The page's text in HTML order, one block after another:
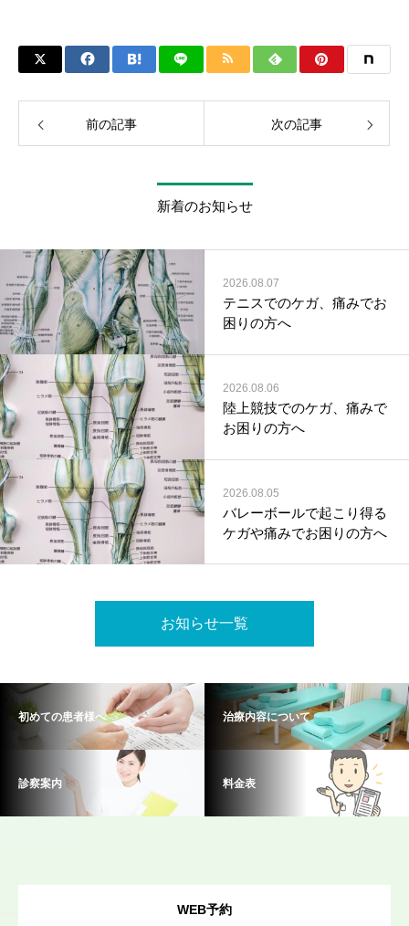
前の記事 次の記事
新着のお知らせ
2026.08.07
テニスでのケガ、痛みでお
困りの方へ
2026.08.06
陸上競技でのケガ、痛みで
お困りの方へ
2026.08.05
バレーボールで起こり得る
ケガや痛みでお困りの方へ
お知らせ一覧
初めての患者様へ 治療内容について
診察案内 料金表
WEB予約